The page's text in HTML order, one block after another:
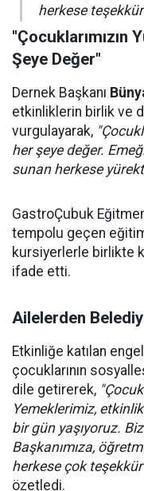
herkese
"Çocuklarımızın
Şeye Değer"
Dernek Başkanı
etkinliklerin birlik ve
vurgulayarak,
her şeye değer.
sunan herkese
GastroÇubuk
tempolu geçen
kursiyerlerle birlikte
ifade etti.
Ailelerden
Etkinliğe katılan
çocuklarının
dile getirerek,
Yemeklerimiz,
bir gün yaşıyoruz.
Başkanımıza,
herkese çok
özetledi.